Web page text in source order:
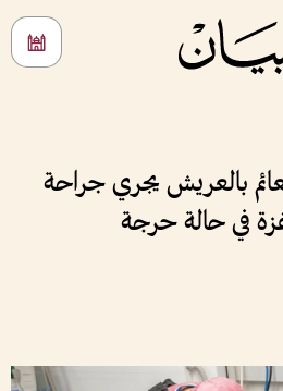
بالعريش يجري جراحة
في حالة حرجة